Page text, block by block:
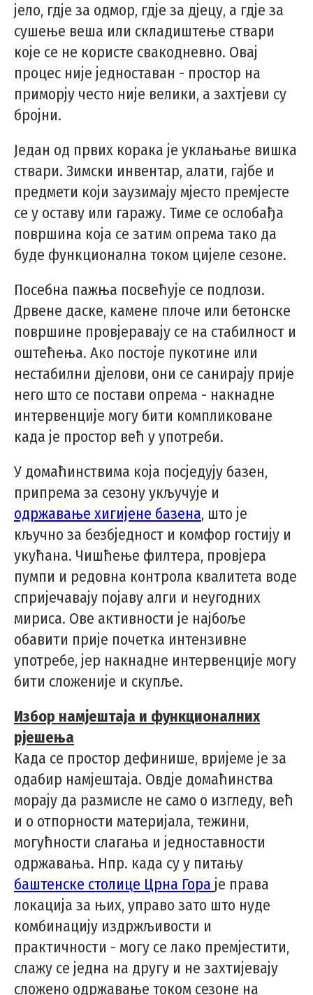
јело, гдје за одмор, гдје за дјецу, а гдје за
сушење веша или складиштење ствари
које се не користе свакодневно. Овај
процес није једноставан - простор на
приморју често није велики, а захтјеви су
бројни.
Један од првих корака је уклањање вишка
ствари. Зимски инвентар, алати, гајбе и
предмети који заузимају мјесто премјесте
се у оставу или гаражу. Тиме се ослобађа
површина која се затим опрема тако да
буде функционална током цијеле сезоне.
Посебна пажња посвећује се подлози.
Дрвене даске, камене плоче или бетонске
површине провјеравају се на стабилност и
оштећења. Ако постоје пукотине или
нестабилни дјелови, они се санирају прије
него што се постави опрема - накнадне
интервенције могу бити компликоване
када је простор већ у употреби.
У домаћинствима која посједују базен,
припрема за сезону укључује и
одржавање хигијене базена, што је
кључно за безбједност и комфор гостију и
укућана. Чишћење филтера, провјера
пумпи и редовна контрола квалитета воде
спријечавају појаву алги и неугодних
мириса. Ове активности је најбоље
обавити прије почетка интензивне
употребе, јер накнадне интервенције могу
бити сложеније и скупље.
Избор намјештаја и функционалних
рјешења
Када се простор дефинише, вријеме је за
одабир намјештаја. Овдје домаћинства
морају да размисле не само о изгледу, већ
и о отпорности материјала, тежини,
могућности слагања и једноставности
одржавања. Нпр. када су у питању
баштенске столице Црна Гора је права
локација за њих, управо зато што нуде
комбинацију издржљивости и
практичности - могу се лако премјестити,
слажу се једна на другу и не захтијевају
сложено одржавање током сезоне на